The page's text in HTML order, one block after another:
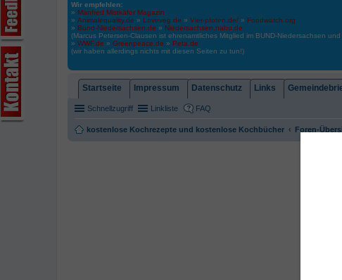
Wir empfehlen:
» Manfred Mistkäfer Magazin
» Animalequality.de » Loveveg.de » Vier-pfoten.de/ » Foodwatch.org
» Bund-Niedersachsen.de » Niedersachsen.nabu.de
(Marcus Petersen-Clausen ist ehrenamtliches Mitglied im BUND-Niedersachsen
» WWF.de » Greenpeace.de » Peta.de
(wir haben allerdings nichts mit diesen Seiten zu tun!)
Startseite Impressum Datenschutz Links
Schnellzugriff Linkliste FAQ
kostenlose Kochrezepte und kostenlose Kochbücher Foren-